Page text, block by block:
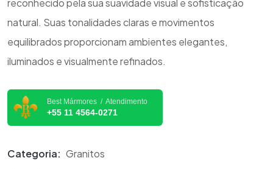
reconhecido pela sua suavidade visual e sofisticação
natural. Suas tonalidades claras e movimentos
equilibrados proporcionam ambientes elegantes,
iluminados e visualmente refinados.
Best Mármores / Atendimento
+55 11 4564-0271
Categoria: Granitos